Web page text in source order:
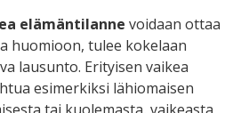
elämäntilanne voidaan ottaa
huomioon, tulee kokelaan
lausunto. Erityisen vaikea
esimerkiksi lähiomaisen